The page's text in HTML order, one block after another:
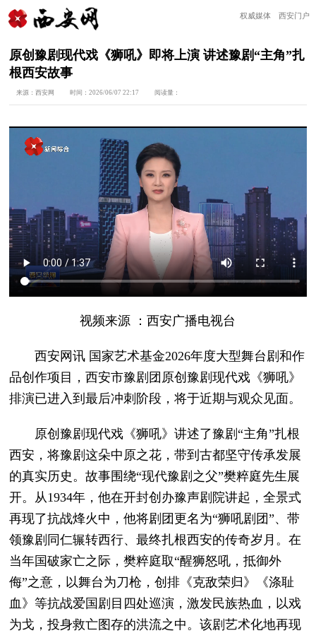
权威媒体 西安门户
原创豫剧现代戏《狮吼》即将上演 讲述豫剧“主角”扎
根西安故事
来源：西安网 时间：2026/06/07 22:17 阅读量：
视频来源 ：西安广播电视台
西安网讯 国家艺术基金2026年度大型舞台剧和作
品创作项目，西安市豫剧团原创豫剧现代戏《狮吼》
排演已进入到最后冲刺阶段，将于近期与观众见面。
原创豫剧现代戏《狮吼》讲述了豫剧“主角”扎根
西安，将豫剧这朵中原之花，带到古都坚守传承发展
的真实历史。故事围绕“现代豫剧之父”樊粹庭先生展
开。从1934年，他在开封创办豫声剧院讲起，全景式
再现了抗战烽火中，他将剧团更名为“狮吼剧团”、带
领豫剧同仁辗转西行、最终扎根西安的传奇岁月。在
当年国破家亡之际，樊粹庭取“醒狮怒吼，抵御外
侮”之意，以舞台为刀枪，创排《克敌荣归》《涤耻
血》等抗战爱国剧目四处巡演，激发民族热血，以戏
为戈，投身救亡图存的洪流之中。该剧艺术化地再现